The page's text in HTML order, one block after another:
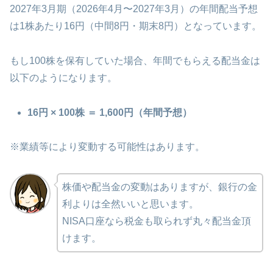
2027年3月期（2026年4月〜2027年3月）の年間配当予想
は1株あたり16円（中間8円・期末8円）となっています。
もし100株を保有していた場合、年間でもらえる配当金は
以下のようになります。
16円 × 100株 ＝ 1,600円（年間予想）
※業績等により変動する可能性はあります。
株価や配当金の変動はありますが、銀行の金
利よりは全然いいと思います。
NISA口座なら税金も取られず丸々配当金頂
けます。